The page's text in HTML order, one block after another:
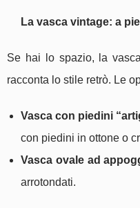
La vasca vintage: a
Se hai lo spazio, la
racconta lo stile retrò. Le
Vasca con piedini
con piedini in ottone o
Vasca ovale ad
arrotondati.